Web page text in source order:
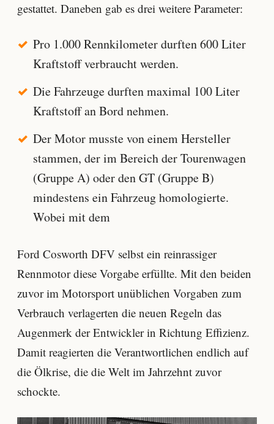
gestattet. Daneben gab es drei weitere Parameter:
Pro 1.000 Rennkilometer durften 600 Liter
Kraftstoff verbraucht werden.
Die Fahrzeuge durften maximal 100 Liter
Kraftstoff an Bord nehmen.
Der Motor musste von einem Hersteller
stammen, der im Bereich der Tourenwagen
(Gruppe A) oder den GT (Gruppe B)
mindestens ein Fahrzeug homologierte.
Wobei mit dem
Ford Cosworth DFV selbst ein reinrassiger
Rennmotor diese Vorgabe erfüllte. Mit den beiden
zuvor im Motorsport unüblichen Vorgaben zum
Verbrauch verlagerten die neuen Regeln das
Augenmerk der Entwickler in Richtung Effizienz.
Damit reagierten die Verantwortlichen endlich auf
die Ölkrise, die die Welt im Jahrzehnt zuvor
schockte.